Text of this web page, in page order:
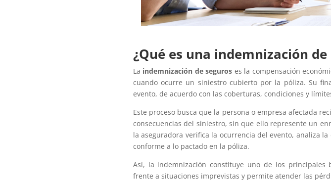
¿Qué es una indemnización de
La indemnización de seguros es la compensación
cuando ocurre un siniestro cubierto por la póliza. Su
evento, de acuerdo con las coberturas, condiciones y
Este proceso busca que la persona o empresa afectada
consecuencias del siniestro, sin que ello represente un
la aseguradora verifica la ocurrencia del evento, analiza
conforme a lo pactado en la póliza.
Así, la indemnización constituye uno de los
frente a situaciones imprevistas y permite atender las